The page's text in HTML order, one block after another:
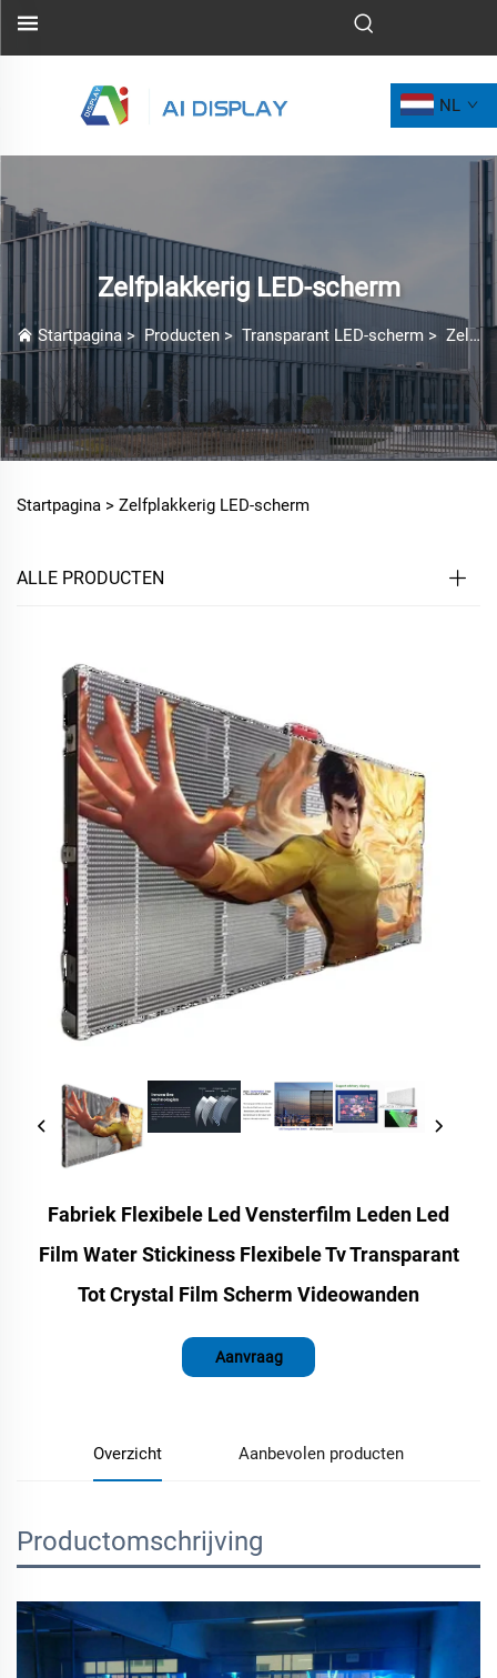
NL
Zelfplakkerig LED-scherm
Startpagina> Producten > Transparant LED-scherm > Zelfplakkerig LED-scherm
Startpagina > Zelfplakkerig LED-scherm
ALLE PRODUCTEN
Fabriek Flexibele Led Vensterfilm Leden Led
Film Water Stickiness Flexibele Tv Transparant
Tot Crystal Film Scherm Videowanden
Aanvraag
Overzicht Aanbevolen producten
Productomschrijving